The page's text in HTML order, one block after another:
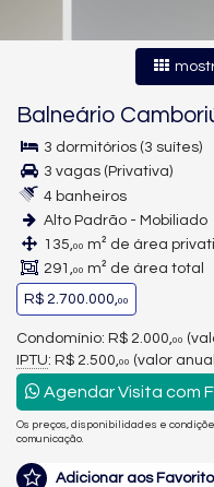
Balneário
3 dormitórios (3 suítes)
3 vagas (Privativa)
4 banheiros
Alto Padrão - Mobiliado
135,00 m² de área
291,00 m² de área total
R$ 2.700.000,00
Condomínio: R$ 2.000, 00
IPTU: R$ 2.500, 00 (valor
Agendar Visita com
Os preços, disponibilidades e
comunicação.
Adicionar aos